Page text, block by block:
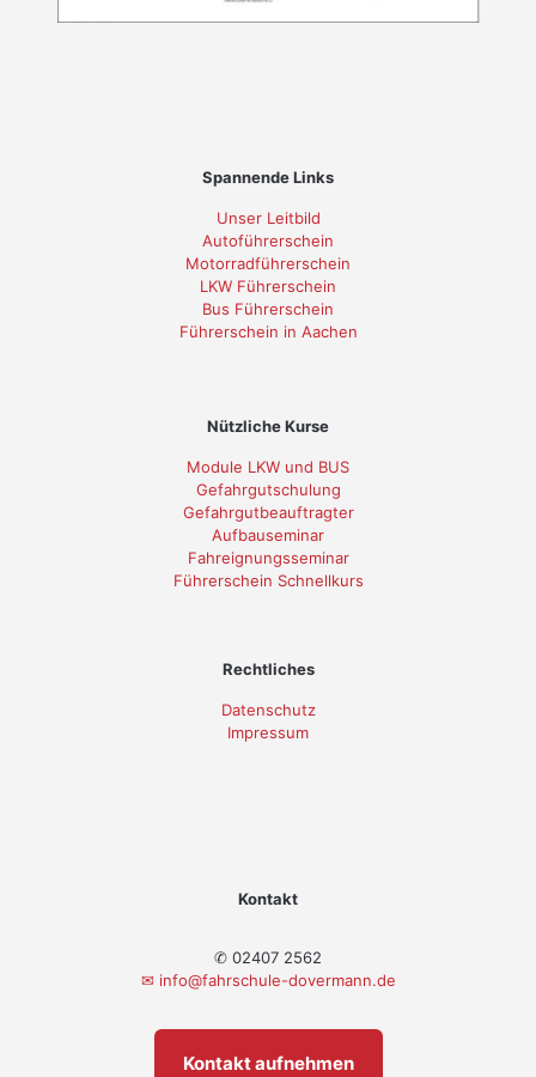
Spannende Links
Unser Leitbild
Autoführerschein
Motorradführerschein
LKW Führerschein
Bus Führerschein
Führerschein in Aachen
Nützliche Kurse
Module LKW und BUS
Gefahrgutschulung
Gefahrgutbeauftragter
Aufbauseminar
Fahreignungsseminar
Führerschein Schnellkurs
Rechtliches
Datenschutz
Impressum
Kontakt
✆ 02407 2562
✉ info@fahrschule-dovermann.de
Kontakt aufnehmen